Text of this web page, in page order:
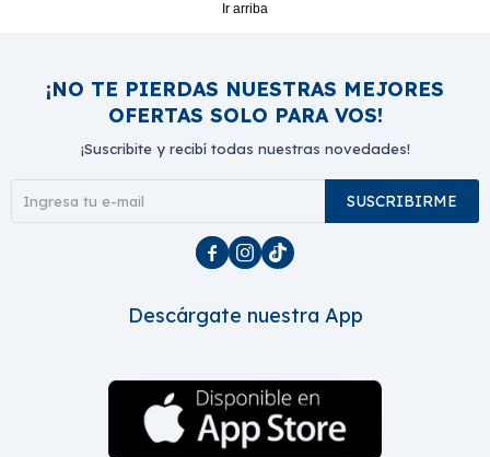
Ir arriba
¡NO TE PIERDAS NUESTRAS MEJORES
OFERTAS SOLO PARA VOS!
¡Suscribite y recibí todas nuestras novedades!
SUSCRIBIRME
  
Descárgate nuestra App